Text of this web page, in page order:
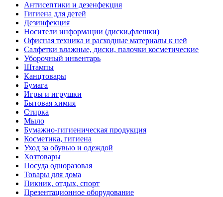
Антисептики и дезенфекция
Гигиена для детей
Дезинфекция
Носители информации (диски,флешки)
Офисная техника и расходные материалы к ней
Салфетки влажные, диски, палочки косметические
Уборочный инвентарь
Штампы
Канцтовары
Бумага
Игры и игрушки
Бытовая химия
Стирка
Мыло
Бумажно-гигиеническая продукция
Косметика, гигиена
Уход за обувью и одеждой
Хозтовары
Посуда одноразовая
Товары для дома
Пикник, отдых, спорт
Презентационное оборудование